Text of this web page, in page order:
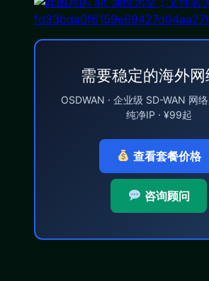
需要稳定的海外网
OSDWAN · 企业级 SD-WAN 网
纯净IP · ¥99起
查看套餐价格
咨询顾问